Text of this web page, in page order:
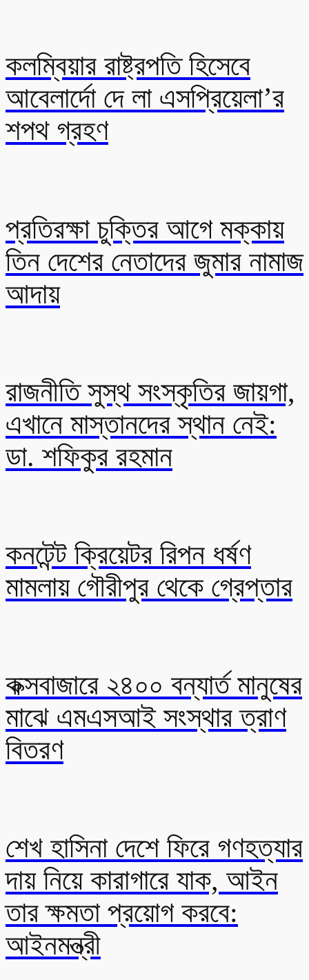
কলম্বিয়ার রাষ্ট্রপতি হিসেবে
আবেলার্দো দে লা এসপ্রিয়েলা’র
শপথ গ্রহণ
প্রতিরক্ষা চুক্তির আগে মক্কায়
তিন দেশের নেতাদের জুমার নামাজ
আদায়
রাজনীতি সুস্থ সংস্কৃতির জায়গা,
এখানে মাস্তানদের স্থান নেই:
ডা. শফিকুর রহমান
কনটেন্ট ক্রিয়েটর রিপন ধর্ষণ
মামলায় গৌরীপুর থেকে গ্রেপ্তার
কক্সবাজারে ২৪০০ বন্যার্ত মানুষের
মাঝে এমএসআই সংস্থার ত্রাণ
বিতরণ
শেখ হাসিনা দেশে ফিরে গণহত্যার
দায় নিয়ে কারাগারে যাক, আইন
তার ক্ষমতা প্রয়োগ করবে:
আইনমন্ত্রী